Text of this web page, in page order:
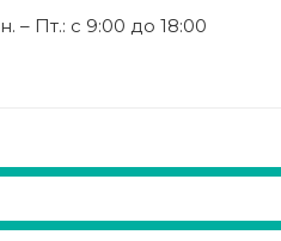
– Пт.: с 9:00 до 18:00